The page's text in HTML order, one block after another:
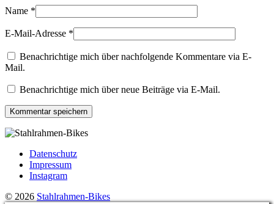
Name *
E-Mail-Adresse *
Benachrichtige mich über nachfolgende Kommentare via E-
Mail.
Benachrichtige mich über neue Beiträge via E-Mail.
Datenschutz
Impressum
Instagram
© 2026 Stahlrahmen-Bikes